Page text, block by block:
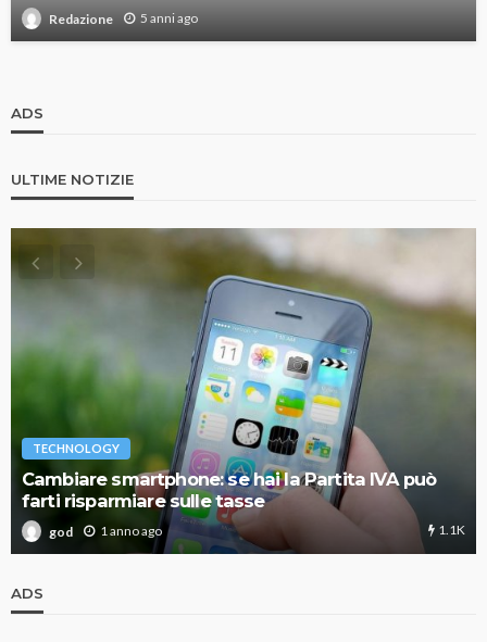
Redazione 5 anni ago
ADS
ULTIME NOTIZIE
TECHNOLOGY
Cambiare smartphone: se hai la Partita IVA può
farti risparmiare sulle tasse
god 1 anno ago 1.1K
ADS